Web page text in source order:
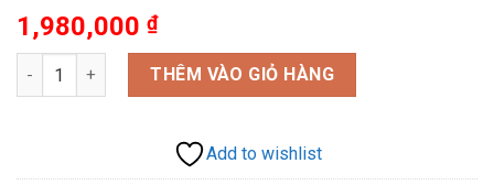
1,980,000 ₫
KBVISION KH-N1001 số lượngTHÊM VÀO GIỎ HÀNG
Add to wishlist